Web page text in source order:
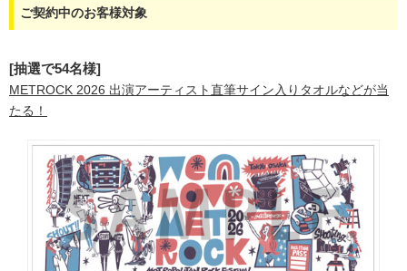
ご契約中のお客様対象
[抽選で54名様]
METROCK 2026 出演アーティスト直筆サイン入りタオルなどが当
たる！